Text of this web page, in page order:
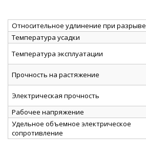
Относительное удлинение при разрыве
Температура усадки
Температура эксплуатации
Прочность на растяжение
Электрическая прочность
Рабочее напряжение
Удельное объемное электрическое
сопротивление